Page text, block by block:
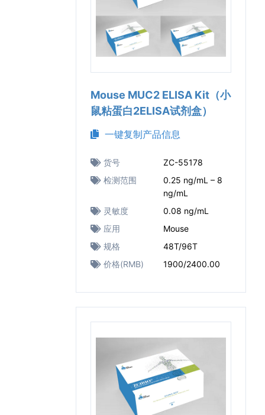
Mouse MUC2 ELISA Kit（小
鼠粘蛋白2ELISA试剂盒）
一键复制产品信息
货号
ZC-55178
检测范围
0.25 ng/mL – 8
ng/mL
灵敏度
0.08 ng/mL
应用
Mouse
规格
48T/96T
价格(RMB)
1900/2400.00